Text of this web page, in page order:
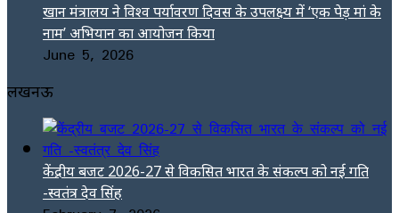
खान मंत्रालय ने विश्व पर्यावरण दिवस के उपलक्ष्य में ‘एक पेड़ मां के
नाम’ अभियान का आयोजन किया
June 5, 2026
लखनऊ
केंद्रीय बजट 2026-27 से विकसित भारत के संकल्प को नई गति
-स्वतंत्र देव सिंह